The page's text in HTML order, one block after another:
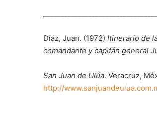
Díaz, Juan. (1972) Itinerario de
comandante y capitán general
San Juan de Ulúa. Veracruz,
http://